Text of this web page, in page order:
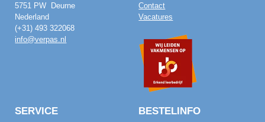
5751 PW Deurne
Nederland
(+31) 493 322068
info@verpas.nl
Contact
Vacatures
SERVICE BESTELINFO